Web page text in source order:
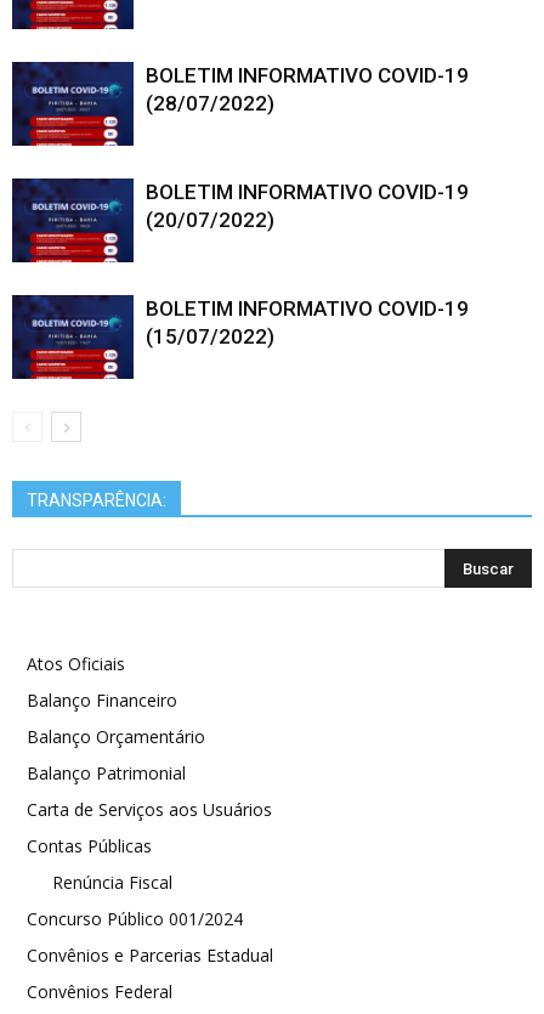
BOLETIM INFORMATIVO COVID-19
(28/07/2022)
BOLETIM INFORMATIVO COVID-19
(20/07/2022)
BOLETIM INFORMATIVO COVID-19
(15/07/2022)
TRANSPARÊNCIA:
Atos Oficiais
Balanço Financeiro
Balanço Orçamentário
Balanço Patrimonial
Carta de Serviços aos Usuários
Contas Públicas
Renúncia Fiscal
Concurso Público 001/2024
Convênios e Parcerias Estadual
Convênios Federal